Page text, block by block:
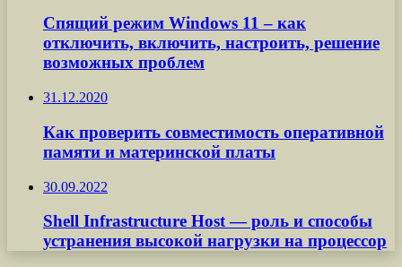
Спящий режим Windows 11 – как
отключить, включить, настроить, решение
возможных проблем
31.12.2020
Как проверить совместимость оперативной
памяти и материнской платы
30.09.2022
Shell Infrastructure Host — роль и способы
устранения высокой нагрузки на процессор